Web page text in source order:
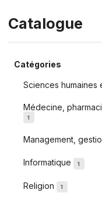
Catalogue
Catégories
Sciences humaines
Médecine,
1
Management,
Informatique 1
Religion 1